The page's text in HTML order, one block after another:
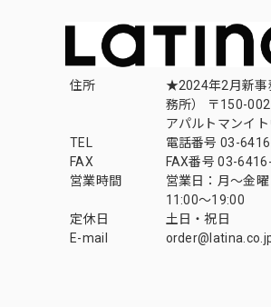
住所
★2024年2月新事
務所） 〒150-
アパルトマンイ
TEL
電話番号 03-
FAX
FAX番号 03-
営業時間
営業日：月〜金
11:00〜19:00
定休日
土日・祝日
E-mail